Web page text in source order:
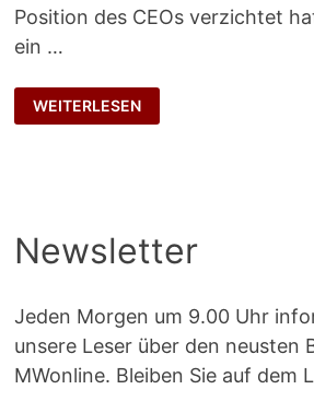
Position des CEOs verzichtet
ein …
HOLISTISCHES
ZEITALTER?
WEITERLESEN
Newsletter
Jeden Morgen um 9.00 Uhr
unsere Leser über den neusten
MWonline. Bleiben Sie auf dem